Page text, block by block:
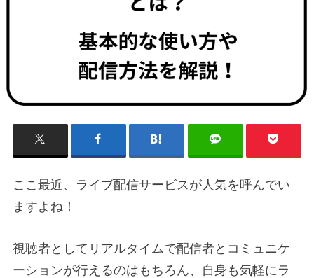
ここ最近、ライブ配信サービスが人気を呼んでい
ますよね！
視聴者としてリアルタイムで配信者とコミュニケ
ーションが行えるのはもちろん、自身も気軽にラ